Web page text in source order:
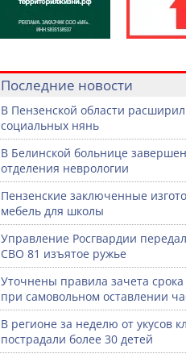
Последние новости
В Пензенской области
социальных нянь
В Белинской больнице
отделения неврологии
Пензенские заключенные
мебель для школы
Управление Росгвардии
СВО 81 изъятое ружье
Уточнены правила зачета
при самовольном оставлении
В регионе за неделю от укусов
пострадали более 30 детей